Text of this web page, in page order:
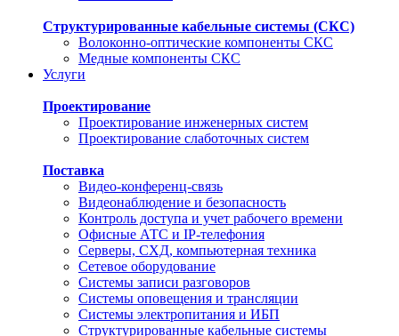
Структурированные кабельные системы (СКС)
Волоконно-оптические компоненты СКС
Медные компоненты СКС
Услуги
Проектирование
Проектирование инженерных систем
Проектирование слаботочных систем
Поставка
Видео-конференц-связь
Видеонаблюдение и безопасность
Контроль доступа и учет рабочего времени
Офисные АТС и IP-телефония
Серверы, СХД, компьютерная техника
Сетевое оборудование
Системы записи разговоров
Системы оповещения и трансляции
Системы электропитания и ИБП
Структурированные кабельные системы